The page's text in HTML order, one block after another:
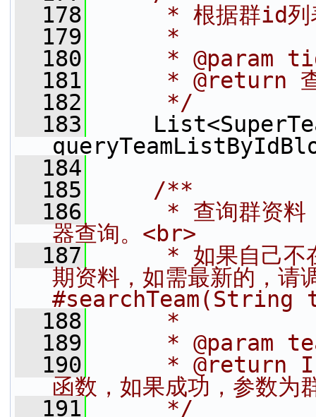
  178
* 根据群id列
  179
     *
  180
* @param
  181
* @return
  182
     */
  183
  184
  185
    /**
  186
* 查询群资料
器查询。<br>
  187
* 如果自己不
期资料，如需最新的，
#searchTeam(String
  188
     *
  189
* @param
  190
* @return
函数，如果成功，参数为
  191
     */